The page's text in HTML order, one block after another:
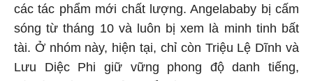
các tác phẩm mới chất lượng. Angelababy bị cấm
sóng từ tháng 10 và luôn bị xem là minh tinh bất
tài. Ở nhóm này, hiện tại, chỉ còn Triệu Lệ Dĩnh và
Lưu Diệc Phi giữ vững phong độ danh tiếng,